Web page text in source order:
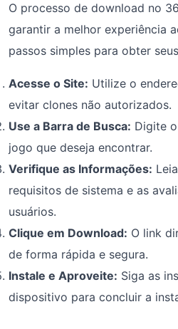
O processo de download no
garantir a melhor experiência
passos simples para obter
Acesse o Site: Utilize o
evitar clones não autorizados.
Use a Barra de Busca: Digite
jogo que deseja encontrar.
Verifique as Informações:
requisitos de sistema e as
usuários.
Clique em Download: O link
de forma rápida e segura.
Instale e Aproveite: Siga as
dispositivo para concluir a